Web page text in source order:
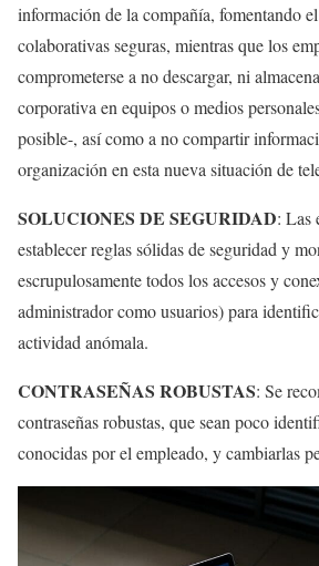
información de la compañía, fomentando
colaborativas seguras, mientras que los
comprometerse a no descargar, ni
corporativa en equipos o medios
posible-, así como a no compartir
organización en esta nueva situación de
SOLUCIONES DE SEGURIDAD: Las
establecer reglas sólidas de seguridad y
escrupulosamente todos los accesos y
administrador como usuarios) para
actividad anómala.
CONTRASEÑAS ROBUSTAS: Se
contraseñas robustas, que sean poco
conocidas por el empleado, y cambiarlas